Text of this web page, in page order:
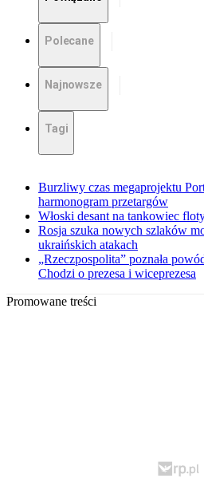
Polecane
Najnowsze
Tagi
Burzliwy czas megaprojektu
harmonogram przetargów
Włoski desant na tankowiec
Rosja szuka nowych szlaków
ukraińskich atakach
„Rzeczpospolita” poznała
Chodzi o prezesa i wiceprezesa
Promowane treści